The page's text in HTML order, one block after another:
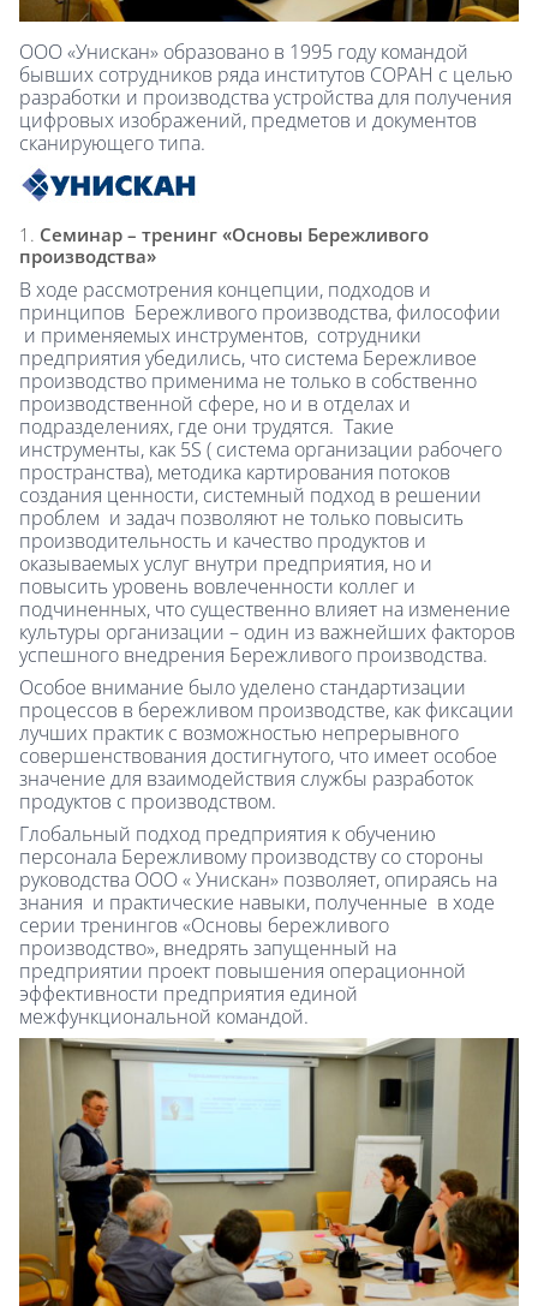
ООО «Унискан» образовано в 1995 году командой
бывших сотрудников ряда институтов СОРАН с целью
разработки и производства устройства для получения
цифровых изображений, предметов и документов
сканирующего типа.
Семинар – тренинг «Основы Бережливого
производства»
В ходе рассмотрения концепции, подходов и
принципов Бережливого производства, философии
и применяемых инструментов, сотрудники
предприятия убедились, что система Бережливое
производство применима не только в собственно
производственной сфере, но и в отделах и
подразделениях, где они трудятся. Такие
инструменты, как 5S ( система организации рабочего
пространства), методика картирования потоков
создания ценности, системный подход в решении
проблем и задач позволяют не только повысить
производительность и качество продуктов и
оказываемых услуг внутри предприятия, но и
повысить уровень вовлеченности коллег и
подчиненных, что существенно влияет на изменение
культуры организации – один из важнейших факторов
успешного внедрения Бережливого производства.
Особое внимание было уделено стандартизации
процессов в бережливом производстве, как фиксации
лучших практик с возможностью непрерывного
совершенствования достигнутого, что имеет особое
значение для взаимодействия службы разработок
продуктов с производством.
Глобальный подход предприятия к обучению
персонала Бережливому производству со стороны
руководства ООО « Унискан» позволяет, опираясь на
знания и практические навыки, полученные в ходе
серии тренингов «Основы бережливого
производство», внедрять запущенный на
предприятии проект повышения операционной
эффективности предприятия единой
межфункциональной командой.